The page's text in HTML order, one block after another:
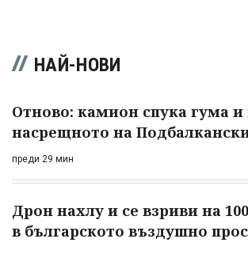
НАЙ-НОВИ
Отново: камион спука гума и
насрещното на
преди 29 мин
Дрон нахлу и се взриви на
в българското въздушно